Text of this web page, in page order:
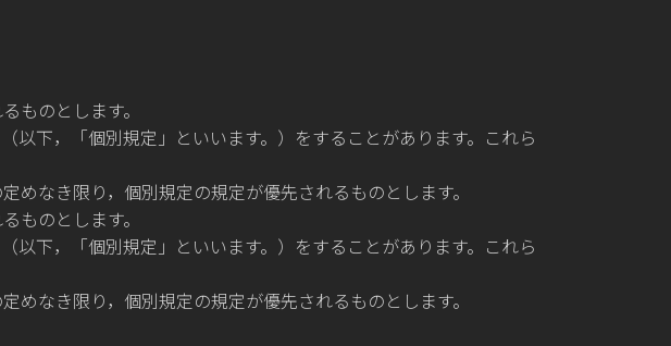
ものとします。
下，「個別規定」といいます。）をすることがあります。これら
なき限り，個別規定の規定が優先されるものとします。
ものとします。
下，「個別規定」といいます。）をすることがあります。これら
なき限り，個別規定の規定が優先されるものとします。